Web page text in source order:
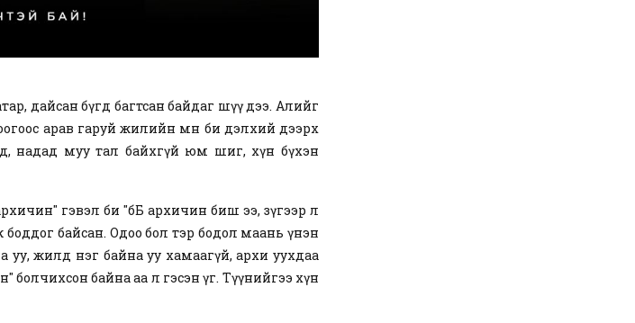
дайсан бүгд багтсан байдаг шүү дээ. Алийг
арав гаруй жилийн өмнө би дэлхий дээрх
надад муу тал байхгүй юм шиг, хүн бүхэн
гэвэл би "бБ архичин биш ээ, зүгээр л
боддог байсан. Одоо бол тэр бодол маань үнэн
уу, жилд нэг байна уу хамаагүй, архи уухдаа
байна аа л гэсэн үг. Түүнийгээ хүн